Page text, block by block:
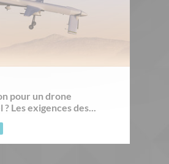
pour un drone
Les exigences des...